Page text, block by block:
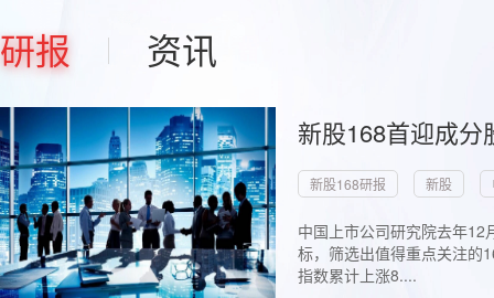
研报 资讯
新股168首迎成
新股168研报 新股
中国上市公司研究院去年
标，筛选出值得重点关注的
指数累计上涨8....